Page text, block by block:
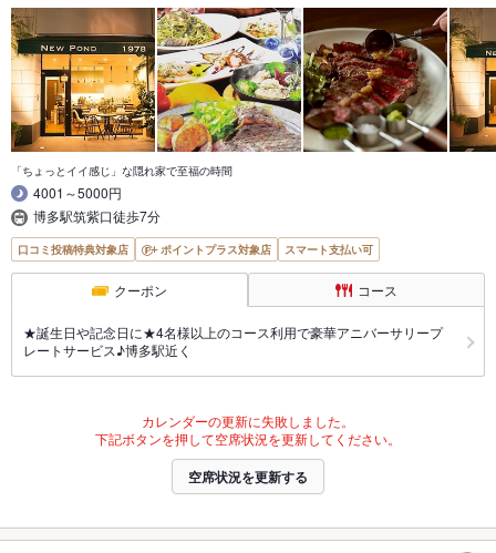
「ちょっとイイ感じ」な隠れ家で至福の時間
4001～5000円
博多駅筑紫口徒歩7分
口コミ投稿特典対象店 ポイントプラス対象店 スマート支払い可
クーポン コース
★誕生日や記念日に★4名様以上のコース利用で豪華アニバーサリープ
レートサービス♪博多駅近く
カレンダーの更新に失敗しました。
下記ボタンを押して空席状況を更新してください。
空席状況を更新する